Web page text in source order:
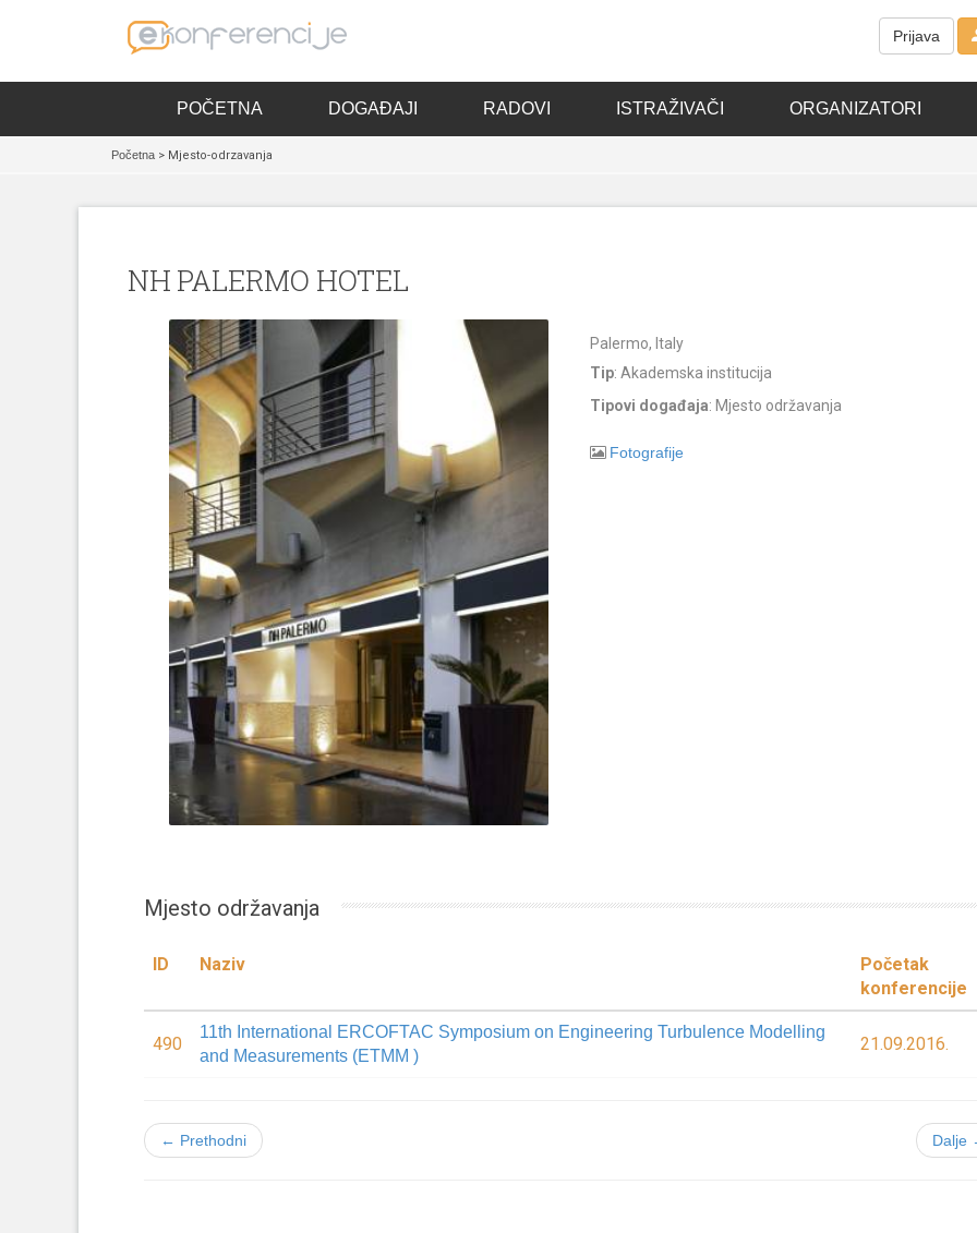
Prijava
POČETNA DOGAĐAJI RADOVI ISTRAŽIVAČI ORGANIZATORI
Početna > Mjesto-odrzavanja
NH PALERMO HOTEL
Palermo, Italy
Tip: Akademska institucija
Tipovi događaja: Mjesto održavanja
Fotografije
Mjesto održavanja
ID Naziv
Početak
konferencije
490
11th International ERCOFTAC Symposium on Engineering Turbulence Modelling
and Measurements (ETMM )
21.09.2016.
← Prethodni Dalje